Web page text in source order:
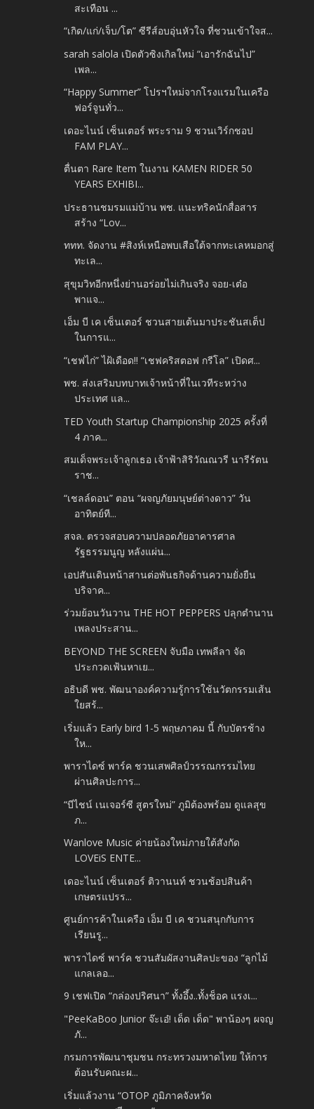
สะเทือน ...
“เกิด/แก่/เจ็บ/โต” ซีรีส์อบอุ่นหัวใจ ที่ชวนเข้าใจส...
sarah salola เปิดตัวซิงเกิลใหม่ “เอารักฉันไป”
เพล...
“Happy Summer” โปรฯใหม่จากโรงแรมในเครือ
ฟอร์จูนทั่ว...
เดอะไนน์ เซ็นเตอร์ พระราม 9 ชวนเวิร์กชอป
FAM PLAY...
ตื่นตา Rare Item ในงาน KAMEN RIDER 50
YEARS EXHIBI...
ประธานชมรมแม่บ้าน พช. แนะทริคนักสื่อสาร
สร้าง “Lov...
ททท. จัดงาน #สิงห์เหนือพบเสือใต้จากทะเลหมอกสู่
ทะเล...
สุขุมวิทอีกหนึ่งย่านอร่อยไม่เกินจริง จอย-เต๋อ
พาแจ...
เอ็ม บี เค เซ็นเตอร์ ชวนสายเต้นมาประชันสเต็ป
ในการแ...
“เชฟไก่” ไฝ้เดือด!! “เชฟคริสตอฟ กรีโล” เปิดศ...
พช. ส่งเสริมบทบาทเจ้าหน้าที่ในเวทีระหว่าง
ประเทศ แล...
TED Youth Startup Championship 2025 ครั้งที่
4 ภาค...
สมเด็จพระเจ้าลูกเธอ เจ้าฟ้าสิริวัณณวรี นารีรัตน
ราช...
“เชลล์ดอน” ตอน “ผจญภัยมนุษย์ต่างดาว” วัน
อาทิตย์ที...
สจล. ตรวจสอบความปลอดภัยอาคารศาล
รัฐธรรมนูญ หลังแผ่น...
เอปสันเดินหน้าสานต่อพันธกิจด้านความยั่งยืน
บริจาค...
ร่วมย้อนวันวาน THE HOT PEPPERS ปลุกตำนาน
เพลงประสาน...
BEYOND THE SCREEN จับมือ เทพลีลา จัด
ประกวดเฟ้นหาเย...
อธิบดี พช. พัฒนาองค์ความรู้การใช้นวัตกรรมเส้น
ใยสร้...
เริ่มแล้ว Early bird 1-5 พฤษภาคม นี้ กับบัตรช้าง
ให...
พาราไดซ์ พาร์ค ชวนเสพศิลป์วรรณกรรมไทย
ผ่านศิลปะการ...
“บีไชน์ เนเจอร์ซี สูตรใหม่” ภูมิต้องพร้อม ดูแลสุข
ภ...
Wanlove Music ค่ายน้องใหม่ภายใต้สังกัด
LOVEiS ENTE...
เดอะไนน์ เซ็นเตอร์ ติวานนท์ ชวนช้อปสินค้า
เกษตรแปรร...
ศูนย์การค้าในเครือ เอ็ม บี เค ชวนสนุกกับการ
เรียนรู...
พาราไดซ์ พาร์ค ชวนสัมผัสงานศิลปะของ “ลูกไม้
แกลเลอ...
9 เชฟเปิด “กล่องปริศนา” ทั้งอึ้ง..ทั้งช็อค แรงเ...
"PeeKaBoo Junior จ๊ะเอ๋! เด็ด เด็ด" พาน้องๆ ผจญ
ภั...
กรมการพัฒนาชุมชน กระทรวงมหาดไทย ให้การ
ต้อนรับคณะผ...
เริ่มแล้วงาน “OTOP ภูมิภาคจังหวัด